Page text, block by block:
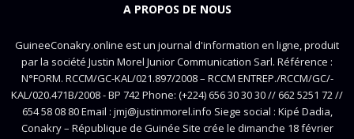
A PROPOS DE NOUS
GuineeConakry.online est un journal d'information en ligne, produit
par la société Justin Morel Junior Communication Sarl. Référence :
N°FORM. RCCM/GC-KAL/021.897/2008 – RCCM ENTREP./RCCM/GC/-
KAL/020.471B/2008 - BP 742 Phone: (+224) 656 30 30 30 // 662 5251 72 //
654 58 08 80 Email : jmj@justinmorel.info Siege social : Kipé Dadia,
Conakry – République de Guinée Site crée le dimanche 18 février